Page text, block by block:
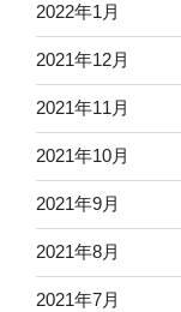
2022年1月
2021年12月
2021年11月
2021年10月
2021年9月
2021年8月
2021年7月